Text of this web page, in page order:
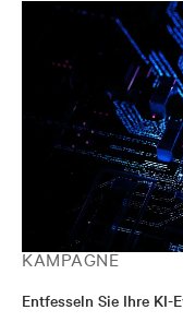
er
auf.
KAMPAGNE
Entfesseln Sie Ihre